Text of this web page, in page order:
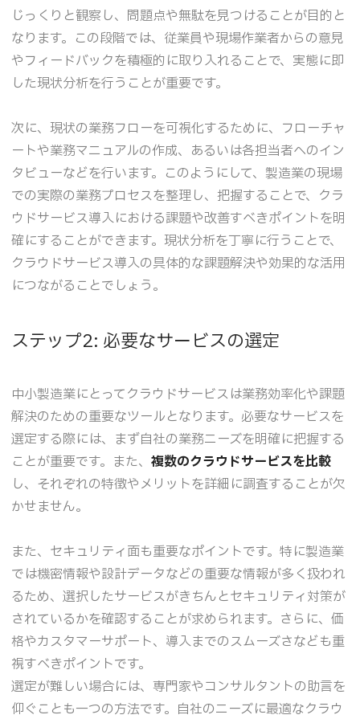
じっくりと観察し、問題点や無駄を見つけることが目的と
なります。この段階では、従業員や現場作業者からの意見
やフィードバックを積極的に取り入れることで、実態に即
した現状分析を行うことが重要です。
次に、現状の業務フローを可視化するために、フローチャ
ートや業務マニュアルの作成、あるいは各担当者へのイン
タビューなどを行います。このようにして、製造業の現場
での実際の業務プロセスを整理し、把握することで、クラ
ウドサービス導入における課題や改善すべきポイントを明
確にすることができます。現状分析を丁寧に行うことで、
クラウドサービス導入の具体的な課題解決や効果的な活用
につながることでしょう。
ステップ2: 必要なサービスの選定
中小製造業にとってクラウドサービスは業務効率化や課題
解決のための重要なツールとなります。必要なサービスを
選定する際には、まず自社の業務ニーズを明確に把握する
ことが重要です。また、複数のクラウドサービスを比較
し、それぞれの特徴やメリットを詳細に調査することが欠
かせません。
また、セキュリティ面も重要なポイントです。特に製造業
では機密情報や設計データなどの重要な情報が多く扱われ
るため、選択したサービスがきちんとセキュリティ対策が
されているかを確認することが求められます。さらに、価
格やカスタマーサポート、導入までのスムーズさなども重
視すべきポイントです。
選定が難しい場合には、専門家やコンサルタントの助言を
仰ぐことも一つの方法です。自社のニーズに最適なクラウ